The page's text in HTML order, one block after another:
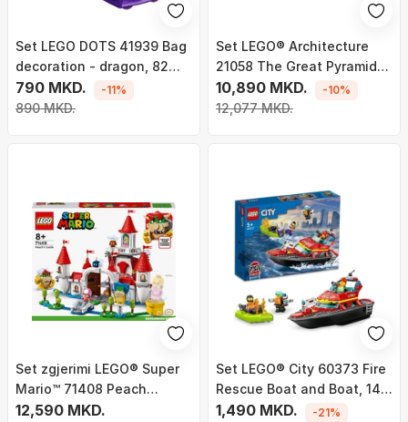
Set LEGO DOTS 41939 Bag
decoration - dragon, 82
pjesë
790 MKD.
890 MKD.
-11%
Set LEGO® Architecture
21058 The Great Pyramid
of Giza
10,890 MKD.
12,077 MKD.
-10%
Set zgjerimi LEGO® Super
Mario™ 71408 Peach
Castle, 1216 pjesë
12,590 MKD.
Set LEGO® City 60373 Fire
Rescue Boat and Boat, 144
pjesë
1,490 MKD. -21%